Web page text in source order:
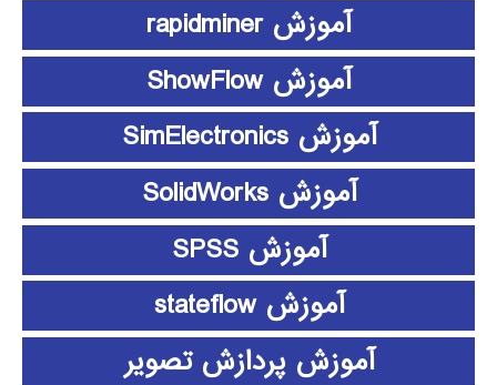
آموزش rapidminer
آموزش ShowFlow
آموزش SimElectronics
آموزش SolidWorks
آموزش SPSS
آموزش stateflow
آموزش پردازش تصویر